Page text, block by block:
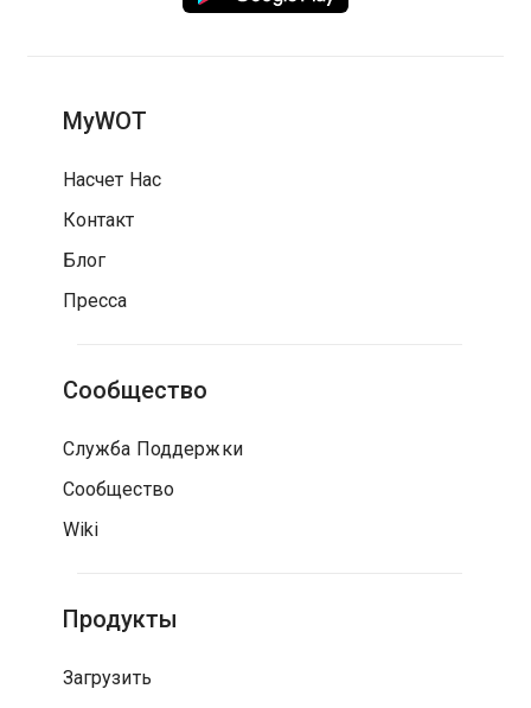
MyWOT
Насчет Нас
Контакт
Блог
Пресса
Сообщество
Служба Поддержки
Сообщество
Wiki
Продукты
Загрузить